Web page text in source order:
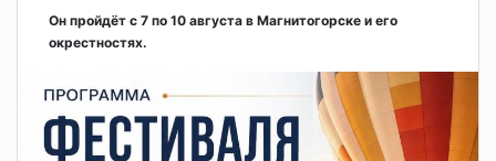
Он пройдёт с 7 по 10 августа в Магнитогорске и его
окрестностях.